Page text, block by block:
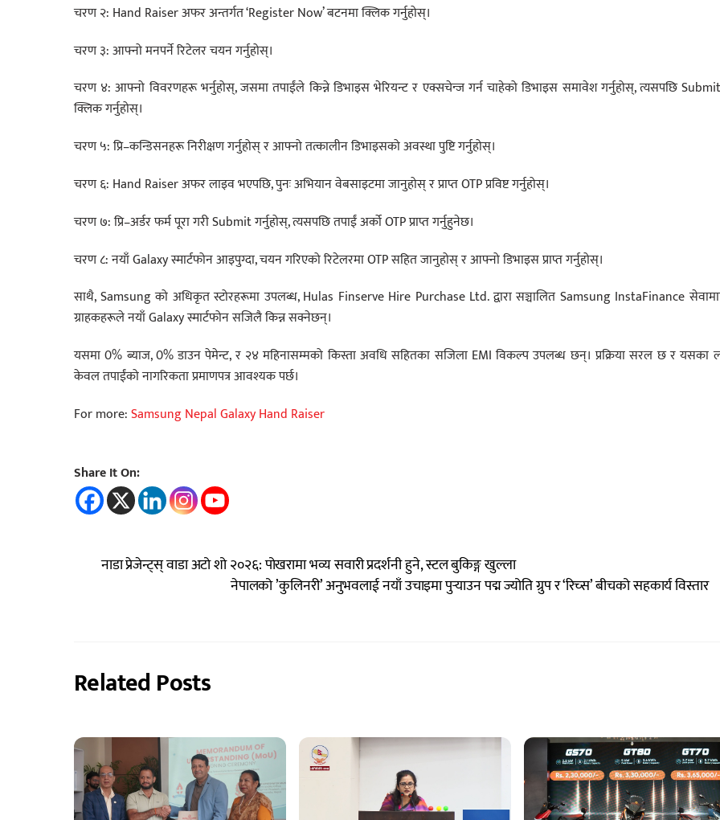
चरण २: Hand Raiser अफर अन्तर्गत ‘Register Now’ बटनमा क्लिक गर्नुहोस्।
चरण ३: आफ्नो मनपर्ने रिटेलर चयन गर्नुहोस्।
चरण ४: आफ्नो विवरणहरू भर्नुहोस्, जसमा तपाईंले किन्ने डिभाइस भेरियन्ट र एक्सचेन्ज गर्न चाहेको डिभाइस समावेश गर्नुहोस्, त्यसपछि
क्लिक गर्नुहोस्।
चरण ५: प्रि–कन्डिसनहरू निरीक्षण गर्नुहोस् र आफ्नो तत्कालीन डिभाइसको अवस्था पुष्टि गर्नुहोस्।
चरण ६: Hand Raiser अफर लाइव भएपछि, पुनः अभियान वेबसाइटमा जानुहोस् र प्राप्त OTP प्रविष्ट गर्नुहोस्।
चरण ७: प्रि–अर्डर फर्म पूरा गरी Submit गर्नुहोस्, त्यसपछि तपाईं अर्को OTP प्राप्त गर्नुहुनेछ।
चरण ८: नयाँ Galaxy स्मार्टफोन आइपुग्दा, चयन गरिएको रिटेलरमा OTP सहित जानुहोस् र आफ्नो डिभाइस प्राप्त गर्नुहोस्।
साथै, Samsung को अधिकृत स्टोरहरूमा उपलब्ध, Hulas Finserve Hire Purchase Ltd. द्वारा सञ्चालित Samsung InstaFinance
ग्राहकहरूले नयाँ Galaxy स्मार्टफोन सजिलै किन्न सक्नेछन्।
यसमा 0% ब्याज, 0% डाउन पेमेन्ट, र २४ महिनासम्मको किस्ता अवधि सहितका सजिला EMI विकल्प उपलब्ध छन्। प्रक्रिया सरल छ र यसका
केवल तपाईंको नागरिकता प्रमाणपत्र आवश्यक पर्छ।
For more:Samsung Nepal Galaxy Hand Raiser
Share It On:
नाडा प्रेजेन्ट्स् वाडा अटो शो २०२६: पोखरामा भव्य सवारी प्रदर्शनी हुने, स्टल बुकिङ्ग खुल्ला
नेपालको ’कुलिनरी’ अनुभवलाई नयाँ उचाइमा पुर्‍याउन पद्म ज्योति ग्रुप र ‘रिच्स’ बीचको सहकार्य विस्तार
Related Posts